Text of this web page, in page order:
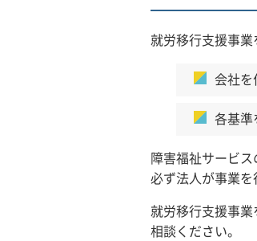
就労移行支援事業
会社を
各基準
障害福祉サービス
必ず法人が事業を
就労移行支援事
相談ください。